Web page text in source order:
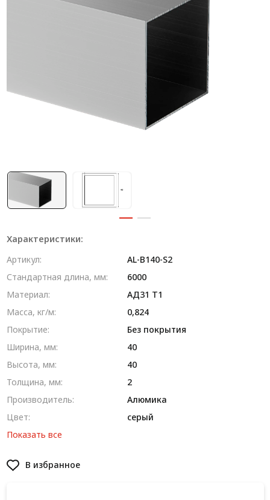
Система V-паза NEW!
Алюминиевая промышленная мебель
Крейты и кассеты Subrack systems
Профиль строительного назначения
Радиаторный алюминиевый профиль NEW!
Метрический крепеж
Конструкции из профиля
Характеристики:
Артикул:
AL-B140-S2
Стандартная длина, мм:
6000
Материал:
AД31 T1
Масса, кг/м:
0,824
Покрытие:
Без покрытия
Ширина, мм:
40
Высота, мм:
40
Толщина, мм:
2
Производитель:
Алюмика
Цвет:
серый
Показать все
В избранное